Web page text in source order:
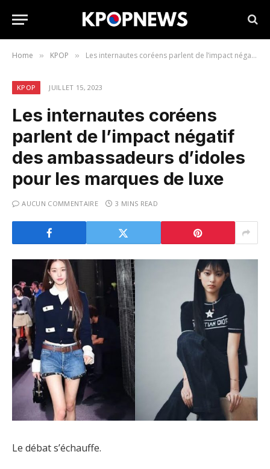
Home » KPOP » Les internautes coréens parlent de l’impact négatif des ambassadeurs d’idoles pour les marques de luxe
KPOP JUILLET 15, 2023
Les internautes coréens
parlent de l’impact négatif
des ambassadeurs d’idoles
pour les marques de luxe
AUCUN COMMENTAIRE 3 MINS READ
Le débat s’échauffe.